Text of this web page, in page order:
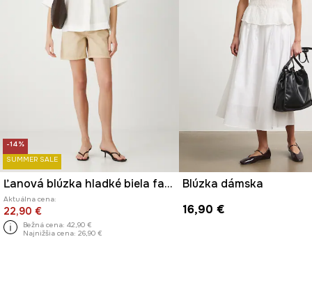
-14%
SUMMER SALE
Ľanová blúzka hladké biela farba
Aktuálna cena:
22,90 €
Bežná cena: 42,90 €
Najnižšia cena: 26,90 €
Blúzka dámska
16,90 €